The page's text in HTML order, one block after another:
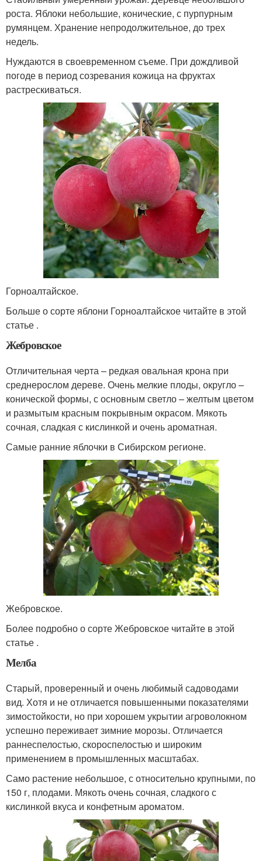
роста. Яблоки небольшие, конические, с пурпурным
румянцем. Хранение непродолжительное, до трех
недель.
Нуждаются в своевременном съеме. При дождливой
погоде в период созревания кожица на фруктах
растрескиваться.
Горноалтайское.
Больше о сорте яблони Горноалтайское читайте в этой
статье .
Жебровское
Отличительная черта – редкая овальная крона при
среднерослом дереве. Очень мелкие плоды, округло –
конической формы, с основным светло – желтым цветом
и размытым красным покрывным окрасом. Мякоть
сочная, сладкая с кислинкой и очень ароматная.
Самые ранние яблочки в Сибирском регионе.
Жебровское.
Более подробно о сорте Жебровское читайте в этой
статье .
Мелба
Старый, проверенный и очень любимый садоводами
вид. Хотя и не отличается повышенными показателями
зимостойкости, но при хорошем укрытии агроволокном
успешно переживает зимние морозы. Отличается
раннеспелостью, скороспелостью и широким
применением в промышленных масштабах.
Само растение небольшое, с относительно крупными, по
150 г, плодами. Мякоть очень сочная, сладкого с
кислинкой вкуса и конфетным ароматом.